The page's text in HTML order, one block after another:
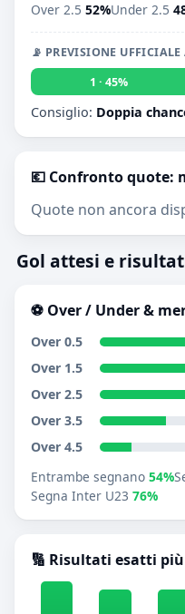
Over 2.5 52%Under 2.5
📡 PREVISIONE
1 · 45%
Consiglio: Doppia
💶 Confronto quote:
Quote non ancora
Gol attesi e
⚽ Over / Under &
Over 0.5
Over 1.5
Over 2.5
Over 3.5
Over 4.5
Entrambe segnano 54%
Segna Inter U23 76%
🔢 Risultati esatti